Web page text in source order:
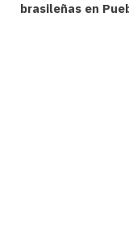
brasileñas en